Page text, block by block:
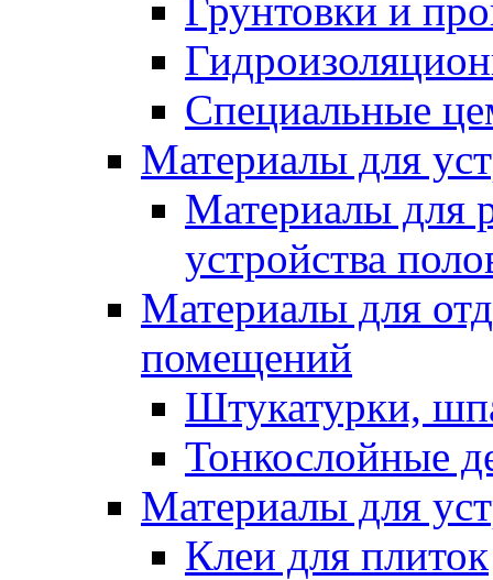
Грунтовки и
Специальные
Материалы для
Материалы для
устройства
Материалы для
помещений
Штукатурки,
Тонкослойные
Материалы для
Клеи для плиток